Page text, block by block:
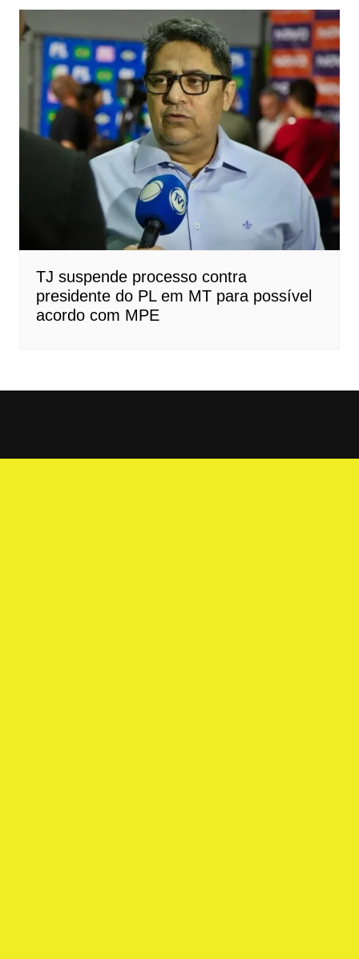
TJ suspende processo contra
presidente do PL em MT para possível
acordo com MPE